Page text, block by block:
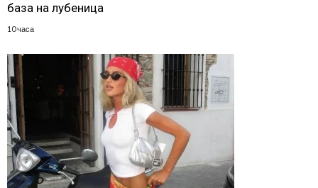
база на лубеница
10 часа